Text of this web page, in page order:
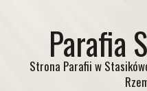
Parafia
Strona Parafii w